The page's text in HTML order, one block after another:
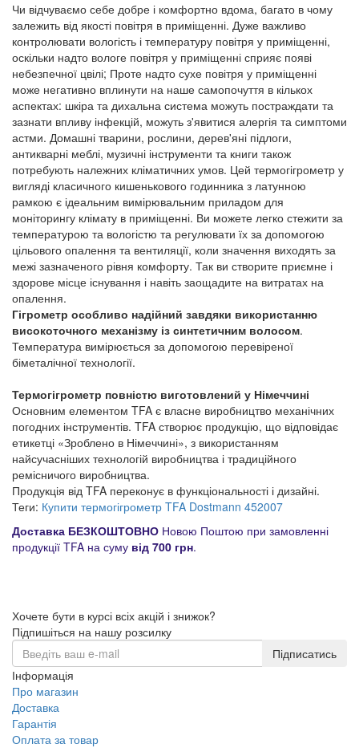
Чи відчуваємо себе добре і комфортно вдома, багато в чому
залежить від якості повітря в приміщенні. Дуже важливо
контролювати вологість і температуру повітря у приміщенні,
оскільки надто вологе повітря у приміщенні сприяє появі
небезпечної цвілі; Проте надто сухе повітря у приміщенні
може негативно вплинути на наше самопочуття в кількох
аспектах: шкіра та дихальна система можуть постраждати та
зазнати впливу інфекцій, можуть з'явитися алергія та симптоми
астми. Домашні тварини, рослини, дерев'яні підлоги,
антикварні меблі, музичні інструменти та книги також
потребують належних кліматичних умов. Цей термогігрометр у
вигляді класичного кишенькового годинника з латунною
рамкою є ідеальним вимірювальним приладом для
моніторингу клімату в приміщенні. Ви можете легко стежити за
температурою та вологістю та регулювати їх за допомогою
цільового опалення та вентиляції, коли значення виходять за
межі зазначеного рівня комфорту. Так ви створите приємне і
здорове місце існування і навіть заощадите на витратах на
опалення.
Гігрометр особливо надійний завдяки використанню
високоточного механізму із синтетичним волосом.
Температура вимірюється за допомогою перевіреної
біметалічної технології.
Термогігрометр повністю виготовлений у Німеччині
Основним елементом TFA є власне виробництво механічних
погодних інструментів. TFA створює продукцію, що відповідає
етикетці «Зроблено в Німеччині», з використанням
найсучасніших технологій виробництва і традиційного
ремісничого виробництва.
Продукція від TFA переконує в функціональності і дизайні.
Теги: Купити термогігрометр TFA Dostmann 452007
Доставка БЕЗКОШТОВНО Новою Поштою при замовленні
продукції TFA на суму від 700 грн.
Хочете бути в курсі всіх акцій і знижок?
Підпишіться на нашу розсилку
Підписатись
Інформація
Про магазин
Доставка
Гарантія
Оплата за товар